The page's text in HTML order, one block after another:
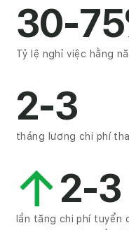
30-
Tỷ lệ nghỉ việc hằng
2-3
tháng lương chi phí
2-3
lần tăng chi phí tuyển